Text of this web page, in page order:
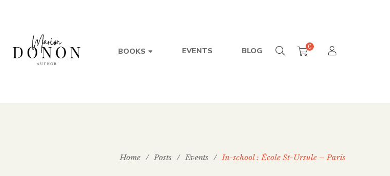
BOOKS EVENTS BLOG 0
Home / Posts / Events / In-school : École St-Ursule – Paris